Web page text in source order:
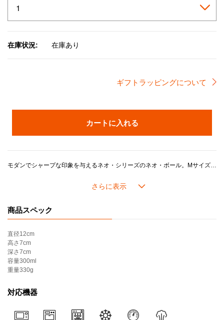
在庫状況: 在庫あり
ギフトラッピングについて
カートに入れる
モダンでシャープな印象を与えるネオ・シリーズのネオ・ボール。Mサイズはライスボールやスープボールとしても最適なサイズ。洋食にも和食にも相性抜群で、料理をスタイリッシュに演出します。
カラーは日本の伝統色をもとに、「アガべ（鉄紺）」「ホワイトラスター（月白）」「ガーネット（深蘇芳）」の３色展開で料理を美しく引き立てます。
＊こちらの製品はギフトラッピング・熨斗・紙袋をお付けできません。
＊アウトレット品相当（多少のムラや黒点、気泡がある、化粧箱にダメージがある等）のものが含まれます。ご了承の上、ご購入ください。
＊セール品の返品・交換はいたしかねます。
商品スペック
直径12cm
高さ7cm
深さ7cm
容量300ml
重量330g
対応機器